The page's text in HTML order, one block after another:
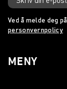
Ved å melde deg
personvernpolicy
MENY